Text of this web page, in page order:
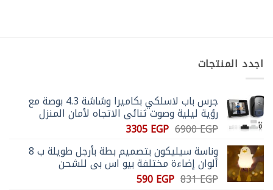
لهذا
اختيار
الخيارات
على
المنتج
اختيار
الخيارات
المنتج
اجدد المنتجات
جرس باب لاسلكي بكاميرا وشاشة 4.3 بوصة مع
رؤية ليلية وصوت ثنائي الاتجاه لأمان المنزل
6900EGP السعر
الأصلي
هو:
6900 EGP.
3305EGP السعر
هو:
3305 EGP.
وناسة سيليكون بتصميم بطة بأرجل طويلة ب 8
ألوان إضاءة مختلفة بيو اس بي للشحن
831EGP السعر590EGP السعر